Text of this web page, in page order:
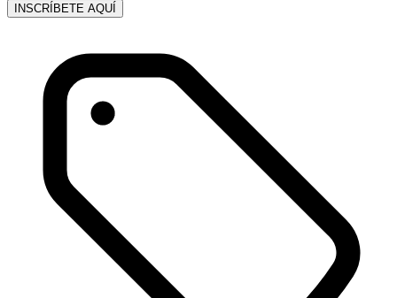
INSCRÍBETE AQUÍ